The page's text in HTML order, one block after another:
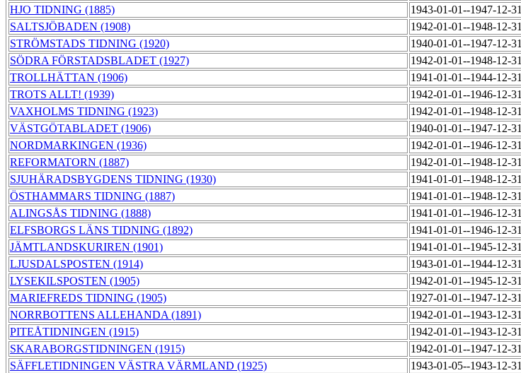
HJO TIDNING (1885) 1943-01-01--1947-12-31
SALTSJÖBADEN (1908) 1942-01-01--1948-12-31
STRÖMSTADS TIDNING (1920) 1940-01-01--1947-12-31
SÖDRA FÖRSTADSBLADET (1927) 1942-01-01--1948-12-31
TROLLHÄTTAN (1906) 1941-01-01--1944-12-31
TROTS ALLT! (1939) 1942-01-01--1946-12-31
VAXHOLMS TIDNING (1923) 1942-01-01--1948-12-31
VÄSTGÖTABLADET (1906) 1940-01-01--1947-12-31
NORDMARKINGEN (1936) 1942-01-01--1946-12-31
REFORMATORN (1887) 1942-01-01--1948-12-31
SJUHÄRADSBYGDENS TIDNING (1930) 1941-01-01--1948-12-31
ÖSTHAMMARS TIDNING (1887) 1941-01-01--1948-12-31
ALINGSÅS TIDNING (1888) 1941-01-01--1946-12-31
ELFSBORGS LÄNS TIDNING (1892) 1941-01-01--1946-12-31
JÄMTLANDSKURIREN (1901) 1941-01-01--1945-12-31
LJUSDALSPOSTEN (1914) 1943-01-01--1944-12-31
LYSEKILSPOSTEN (1905) 1942-01-01--1945-12-31
MARIEFREDS TIDNING (1905) 1927-01-01--1947-12-31
NORRBOTTENS ALLEHANDA (1891) 1942-01-01--1943-12-31
PITEÅTIDNINGEN (1915) 1942-01-01--1943-12-31
SKARABORGSTIDNINGEN (1915) 1942-01-01--1947-12-31
SÄFFLETIDNINGEN VÄSTRA VÄRMLAND (1925) 1943-01-05--1943-12-31